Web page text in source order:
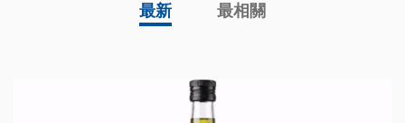
最新 最相關